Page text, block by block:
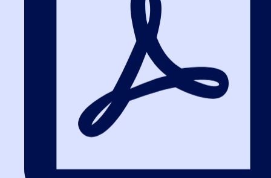
Тема: 1. Основы контрактной системы
Общие положения о контрактной системе
Законодательство о закупках
Основные понятия контрактной системы
Какие заказчики работают по Закону N 44-ФЗ, а какие – по
Принципы контрактной системы
Информационное обеспечение контрактной системы
Единая информационная система